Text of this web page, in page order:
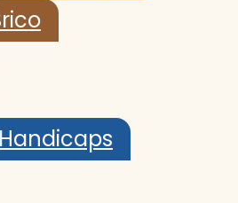
Handicaps